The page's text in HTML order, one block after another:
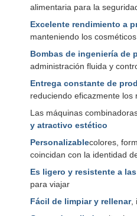
alimentaria para la
Excelente rendimiento a
manteniendo los
Bombas de ingeniería de
administración fluida y
Entrega constante de
reduciendo eficazmente los
Las máquinas
y atractivo estético
Personalizablecolores,
coincidan con la identidad
Es ligero y resistente a
para viajar
Fácil de limpiar y rellenar,